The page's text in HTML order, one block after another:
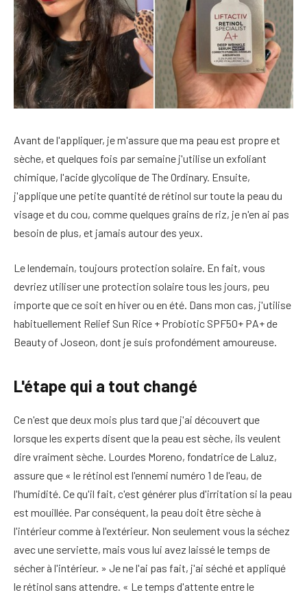
Avant de l'appliquer, je m'assure que ma peau est propre et
sèche, et quelques fois par semaine j'utilise un exfoliant
chimique, l'acide glycolique de The Ordinary. Ensuite,
j'applique une petite quantité de rétinol sur toute la peau du
visage et du cou, comme quelques grains de riz, je n'en ai pas
besoin de plus, et jamais autour des yeux.
Le lendemain, toujours protection solaire. En fait, vous
devriez utiliser une protection solaire tous les jours, peu
importe que ce soit en hiver ou en été. Dans mon cas, j'utilise
habituellement Relief Sun Rice + Probiotic SPF50+ PA+ de
Beauty of Joseon, dont je suis profondément amoureuse.
L'étape qui a tout changé
Ce n'est que deux mois plus tard que j'ai découvert que
lorsque les experts disent que la peau est sèche, ils veulent
dire vraiment sèche. Lourdes Moreno, fondatrice de Laluz,
assure que « le rétinol est l'ennemi numéro 1 de l'eau, de
l'humidité. Ce qu'il fait, c'est générer plus d'irritation si la peau
est mouillée. Par conséquent, la peau doit être sèche à
l'intérieur comme à l'extérieur. Non seulement vous la séchez
avec une serviette, mais vous lui avez laissé le temps de
sécher à l'intérieur. » Je ne l'ai pas fait, j'ai séché et appliqué
le rétinol sans attendre. « Le temps d'attente entre le